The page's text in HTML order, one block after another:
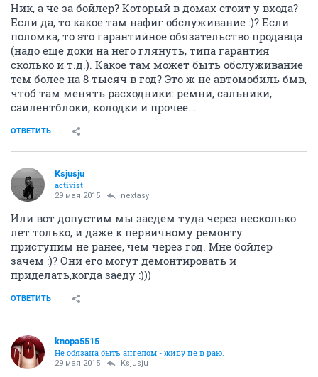
Ник, а че за бойлер? Который в домах стоит у входа?
Если да, то какое там нафиг обслуживание :)? Если
поломка, то это гарантийное обязательство продавца
(надо еще доки на него глянуть, типа гарантия
сколько и т.д.). Какое там может быть обслуживание
тем более на 8 тысяч в год? Это ж не автомобиль бмв,
чтоб там менять расходники: ремни, сальники,
сайлентблоки, колодки и прочее...
ОТВЕТИТЬ
Ksjusju
activist
29 мая 2015 nextasy
Или вот допустим мы заедем туда через несколько
лет только, и даже к первичному ремонту
приступим не ранее, чем через год. Мне бойлер
зачем :)? Они его могут демонтировать и
приделать,когда заеду :)))
ОТВЕТИТЬ
knopa5515
Не обязана быть ангелом - живу не в раю.
29 мая 2015 Ksjusju